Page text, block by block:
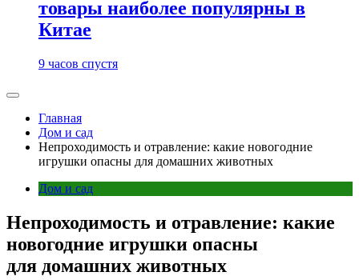
товары наиболее популярны в
Китае
9 часов спустя
Главная
Дом и сад
Непроходимость и отравление: какие новогодние
игрушки опасны для домашних животных
Дом и сад
Непроходимость и отравление: какие
новогодние игрушки опасны
для домашних животных